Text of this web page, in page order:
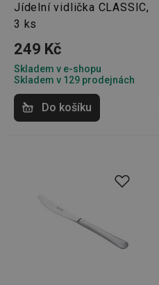
Jídelní vidlička CLASSIC,
3 ks
249 Kč
Skladem v e-shopu
Skladem v 129 prodejnách
Do košíku